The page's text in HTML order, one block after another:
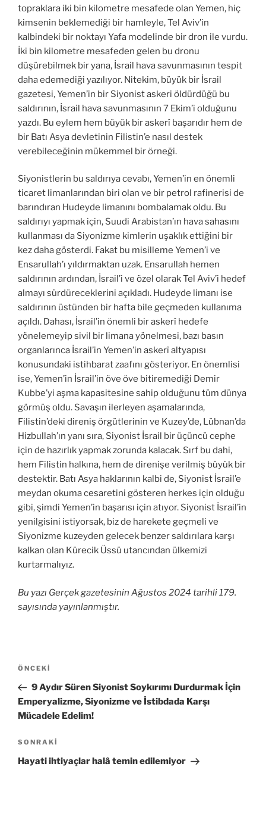
topraklara iki bin kilometre mesafede olan Yemen, hiç
kimsenin beklemediği bir hamleyle, Tel Aviv’in
kalbindeki bir noktayı Yafa modelinde bir dron ile vurdu.
İki bin kilometre mesafeden gelen bu dronu
düşürebilmek bir yana, İsrail hava savunmasının tespit
daha edemediği yazılıyor. Nitekim, büyük bir İsrail
gazetesi, Yemen’in bir Siyonist askeri öldürdüğü bu
saldırının, İsrail hava savunmasının 7 Ekim’i olduğunu
yazdı. Bu eylem hem büyük bir askerî başarıdır hem de
bir Batı Asya devletinin Filistin’e nasıl destek
verebileceğinin mükemmel bir örneği.
Siyonistlerin bu saldırıya cevabı, Yemen’in en önemli
ticaret limanlarından biri olan ve bir petrol rafinerisi de
barındıran Hudeyde limanını bombalamak oldu. Bu
saldırıyı yapmak için, Suudi Arabistan’ın hava sahasını
kullanması da Siyonizme kimlerin uşaklık ettiğini bir
kez daha gösterdi. Fakat bu misilleme Yemen’i ve
Ensarullah’ı yıldırmaktan uzak. Ensarullah hemen
saldırının ardından, İsrail’i ve özel olarak Tel Aviv’i hedef
almayı sürdüreceklerini açıkladı. Hudeyde limanı ise
saldırının üstünden bir hafta bile geçmeden kullanıma
açıldı. Dahası, İsrail’in önemli bir askerî hedefe
yönelemeyip sivil bir limana yönelmesi, bazı basın
organlarınca İsrail’in Yemen’in askerî altyapısı
konusundaki istihbarat zaafını gösteriyor. En önemlisi
ise, Yemen’in İsrail’in öve öve bitiremediği Demir
Kubbe’yi aşma kapasitesine sahip olduğunu tüm dünya
görmüş oldu. Savaşın ilerleyen aşamalarında,
Filistin’deki direniş örgütlerinin ve Kuzey’de, Lübnan’da
Hizbullah’ın yanı sıra, Siyonist İsrail bir üçüncü cephe
için de hazırlık yapmak zorunda kalacak. Sırf bu dahi,
hem Filistin halkına, hem de direnişe verilmiş büyük bir
destektir. Batı Asya haklarının kalbi de, Siyonist İsrail’e
meydan okuma cesaretini gösteren herkes için olduğu
gibi, şimdi Yemen’in başarısı için atıyor. Siyonist İsrail’in
yenilgisini istiyorsak, biz de harekete geçmeli ve
Siyonizme kuzeyden gelecek benzer saldırılara karşı
kalkan olan Kürecik Üssü utancından ülkemizi
kurtarmalıyız.
Bu yazı Gerçek gazetesinin Ağustos 2024 tarihli 179.
sayısında yayınlanmıştır.
Yazı
Önceki
Yazı
ÖNCEKI
9 Aydır Süren Siyonist Soykırımı Durdurmak İçin
Emperyalizme, Siyonizme ve İstibdada Karşı
Mücadele Edelim!
Sonraki
Yazı
SONRAKI
Hayati ihtiyaçlar halâ temin edilemiyor